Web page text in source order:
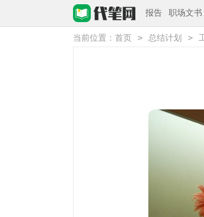
报告 职场文书
当前位置： 首页 > 总结计划 >